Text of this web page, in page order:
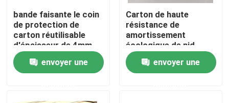
Produits
Au sujet de nous
bande faisante le coin
de protection de
carton réutilisable
d'épaisseur de 4mm
envoyer une
Carton de haute
résistance de
amortissement
écologique de nid
d'abeilles
envoyer une